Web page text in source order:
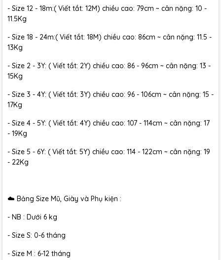
- Size 12 - 18m:( Viết tắt: 12M) chiều cao: 79cm ~ cân nặng: 10 -
11.5Kg
- Size 18 - 24m:( Viết tắt: 18M) chiều cao: 86cm ~ cân nặng: 11.5 -
13Kg
- Size 2 - 3Y: ( Viết tắt: 2Y) chiều cao: 86 - 96cm ~ cân nặng: 13 -
15Kg
- Size 3 - 4Y: ( Viết tắt: 3Y) chiều cao: 96 - 106cm ~ cân nặng: 15 -
17Kg
- Size 4 - 5Y: ( Viết tắt: 4Y) chiều cao: 107 - 114cm ~ cân nặng: 17
- 19Kg
- Size 5 - 6Y: ( Viết tắt: 5Y) chiều cao: 114 - 122cm ~ cân nặng: 19
- 22Kg
☁️ Bảng Size Mũ, Giày và Phụ kiện :
- NB : Dưới 6 kg
- Size S: 0-6 tháng
- Size M : 6-12 tháng